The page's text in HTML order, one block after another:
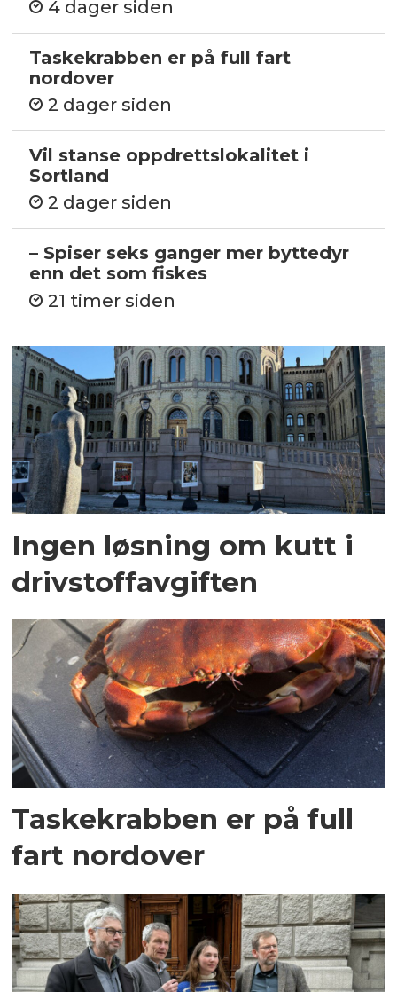
4 dager siden
Taskekrabben er på full fart
nordover
2 dager siden
Vil stanse oppdrettslokalitet i
Sortland
2 dager siden
– Spiser seks ganger mer byttedyr
enn det som fiskes
21 timer siden
Ingen løsning om kutt i
drivstoffavgiften
Taskekrabben er på full
fart nordover